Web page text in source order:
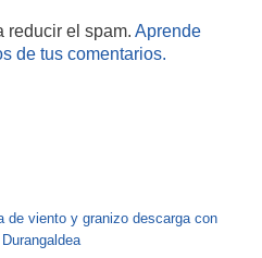
reducir el spam. Aprende
de tus comentarios.
de viento y granizo descarga con